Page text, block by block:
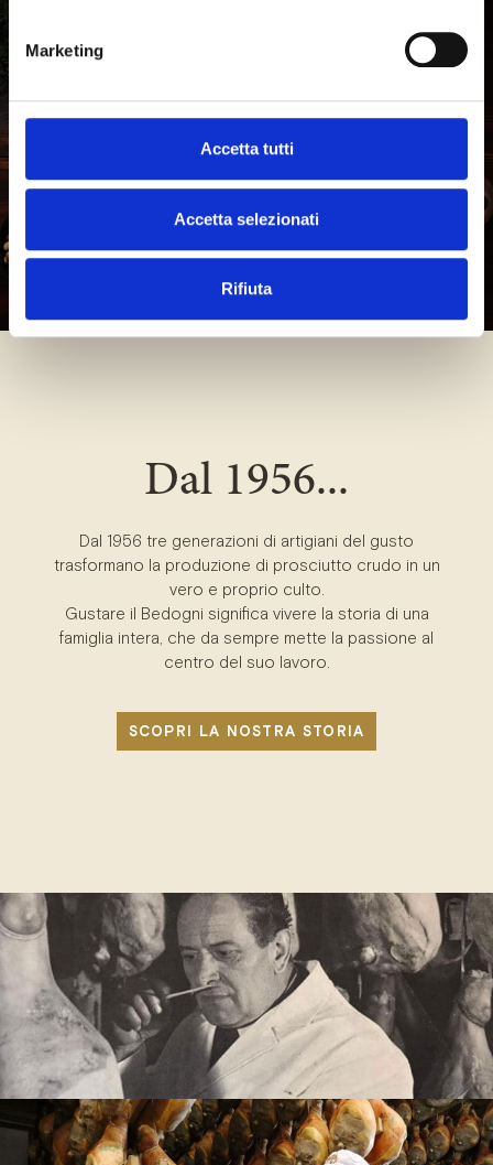
Marketing
Accetta tutti
Accetta selezionati
Rifiuta
Dal 1956...
Dal 1956 tre generazioni di artigiani del gusto
trasformano la produzione di prosciutto crudo in un
vero e proprio culto.
Gustare il Bedogni significa vivere la storia di una
famiglia intera, che da sempre mette la passione al
centro del suo lavoro.
SCOPRI LA NOSTRA STORIA